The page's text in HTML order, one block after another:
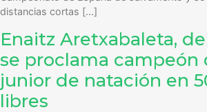
distancias cortas […]
Enaitz Aretxabaleta,
se proclama campeón
junior de natación en
libres